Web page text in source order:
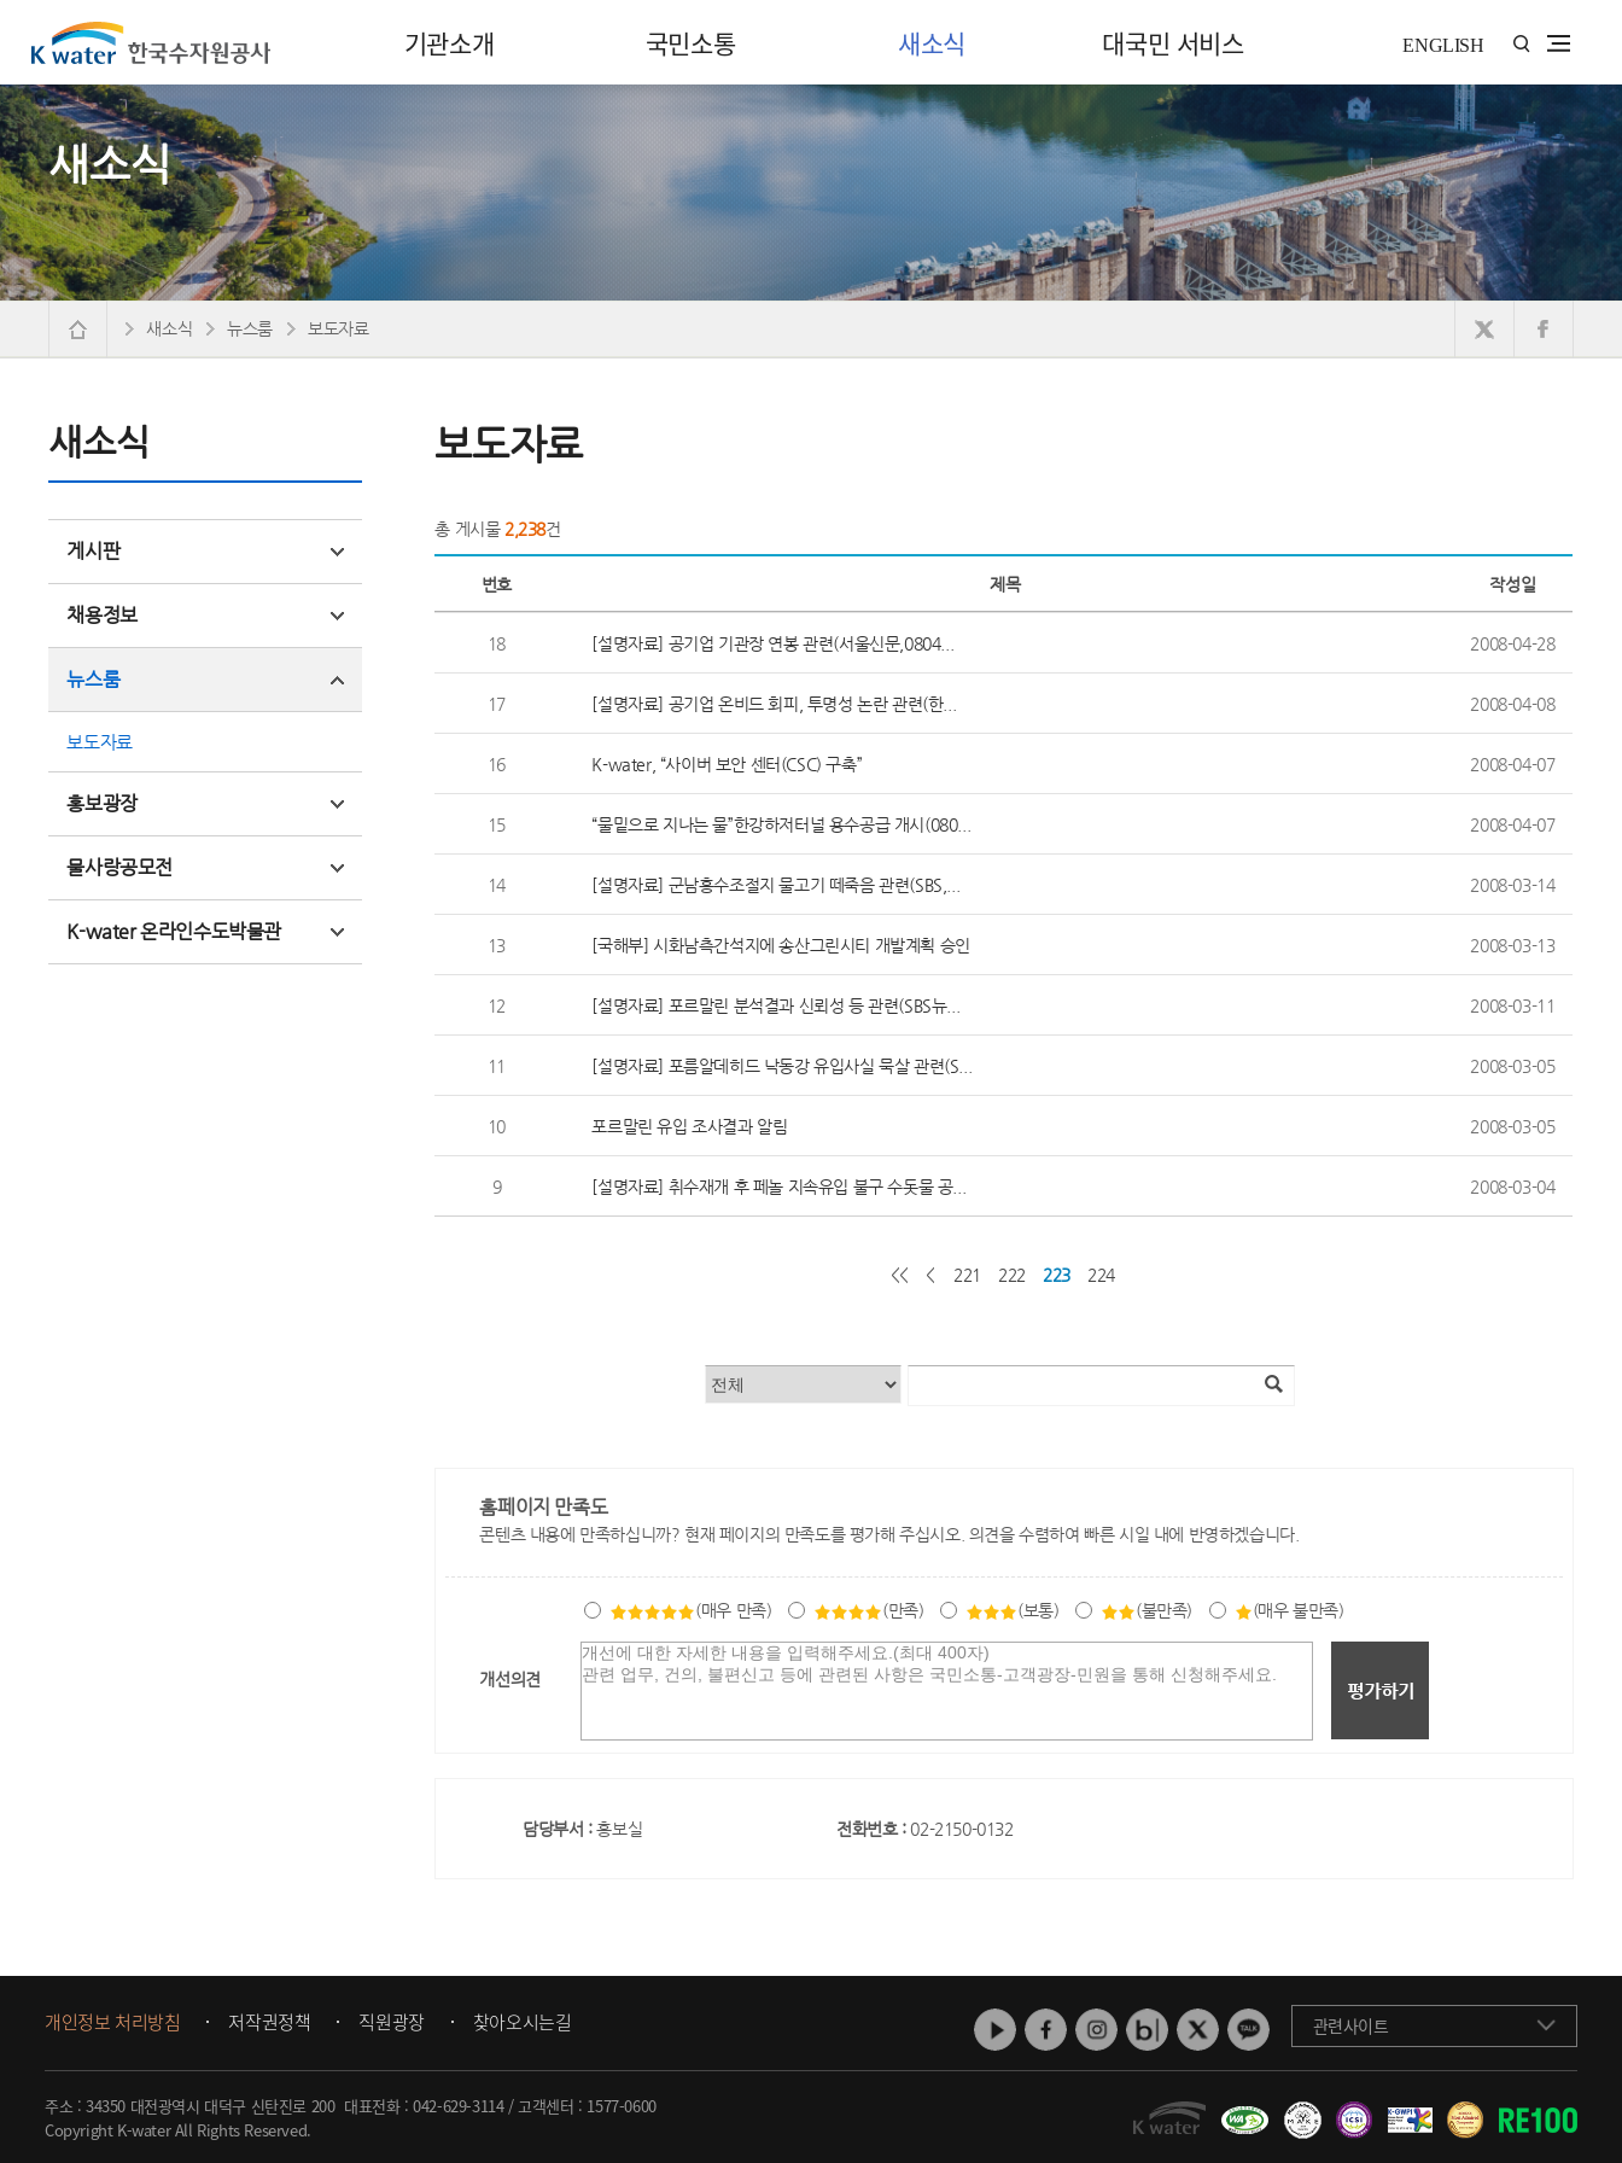
기관소개 국민소통 새소식 대국민 서비스 ENGLISH
새소식
새소식
게시판
채용정보
뉴스룸
보도자료
홍보광장
물사랑공모전
K-water 온라인수도박물관
새소식 뉴스룸 보도자료
보도자료
총 게시물 2,238건
번호 제목 작성일
18 [설명자료] 공기업 기관장 연봉 관련(서울신문,0804... 2008-04-28
17 [설명자료] 공기업 온비드 회피, 투명성 논란 관련(한... 2008-04-08
16 K-water, “사이버 보안 센터(CSC) 구축” 2008-04-07
15 “물밑으로 지나는 물”한강하저터널 용수공급 개시(080... 2008-04-07
14 [설명자료] 군남홍수조절지 물고기 떼죽음 관련(SBS,... 2008-03-14
13 [국해부] 시화남측간석지에 송산그린시티 개발계획 승인 2008-03-13
12 [설명자료] 포르말린 분석결과 신뢰성 등 관련(SBS뉴... 2008-03-11
11 [설명자료] 포름알데히드 낙동강 유입사실 묵살 관련(S... 2008-03-05
10 포르말린 유입 조사결과 알림 2008-03-05
9 [설명자료] 취수재개 후 페놀 지속유입 불구 수돗물 공... 2008-03-04
<< < 221 222 223 224
홈페이지 만족도
콘텐츠 내용에 만족하십니까? 현재 페이지의 만족도를 평가해 주십시오. 의견을 수렴하여 빠른 시일 내에 반영하겠습니다.
(매우 만족) (만족) (보통) (불만족) (매우 불만족)
개선의견
담당부서 :홍보실 전화번호 : 02-2150-0132
개인정보 처리방침 저작권정책 직원광장 찾아오시는길 관련사이트
주소 : 34350 대전광역시 대덕구 신탄진로 200 대표전화 :042-629-3114/ 고객센터 : 1577-0600
Copyright K-water All Rights Reserved.